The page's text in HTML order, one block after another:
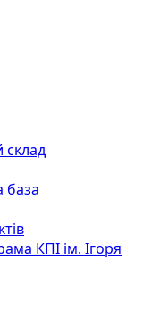
склад
база
КПІ ім. Ігоря